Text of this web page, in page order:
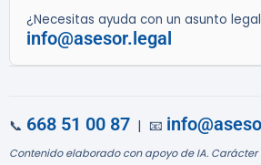
¿Necesitas ayuda con un asunto
info@asesor.legal
📞 668 51 00 87 | 📧
Contenido elaborado con apoyo de IA.